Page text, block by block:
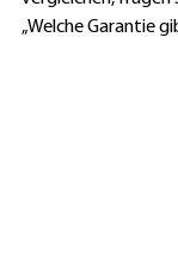
„Welche Garantie